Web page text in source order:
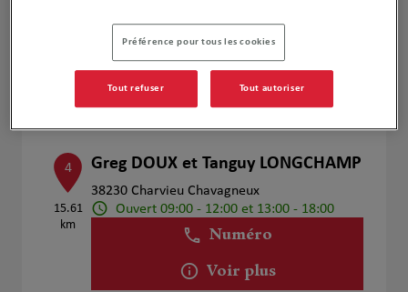
Ouvert 09:00 - 12:00 et 13:00 - 18:00
Voir plus
4
15.61
km
Greg DOUX et Tanguy LONGCHAMP
38230 Charvieu Chavagneux
Ouvert 09:00 - 12:00 et 13:00 - 18:00
Numéro
Voir plus
Préférence pour tous les cookies
Tout refuser Tout autoriser